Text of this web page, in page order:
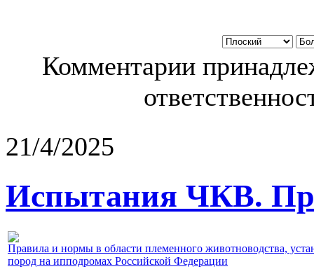
Комментарии
21/4/2025
Испытания ЧКВ.
Правила и нормы в области племенного животноводства,
пород на ипподромах Российской Федерации